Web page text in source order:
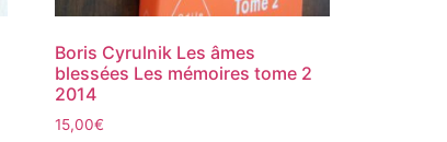
Boris Cyrulnik Les âmes
blessées Les mémoires tome 2
2014
15,00€